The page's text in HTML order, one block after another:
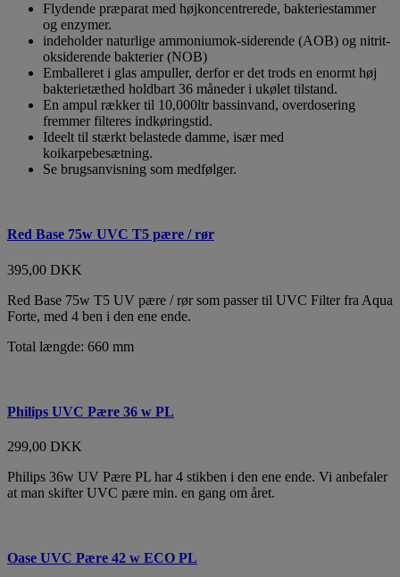
Flydende præparat med højkoncentrerede, bakteriestammer
og enzymer.
indeholder naturlige ammoniumok-siderende (AOB) og nitrit-
oksiderende bakterier (NOB)
Emballeret i glas ampuller, derfor er det trods en enormt høj
bakterietæthed holdbart 36 måneder i ukølet tilstand.
En ampul rækker til 10,000ltr bassinvand, overdosering
fremmer filteres indkøringstid.
Ideelt til stærkt belastede damme, især med
koikarpebesætning.
Se brugsanvisning som medfølger.
Red Base 75w UVC T5 pære / rør
395,00 DKK
Red Base 75w T5 UV pære / rør som passer til UVC Filter fra Aqua
Forte, med 4 ben i den ene ende.
Total længde: 660 mm
Philips UVC Pære 36 w PL
299,00 DKK
Philips 36w UV Pære PL har 4 stikben i den ene ende. Vi anbefaler
at man skifter UVC pære min. en gang om året.
Oase UVC Pære 42 w ECO PL